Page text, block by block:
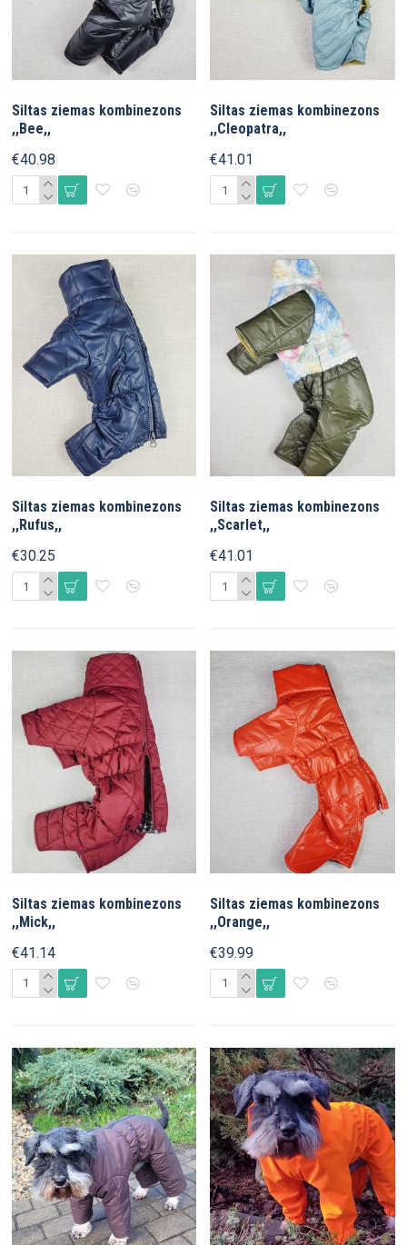
Siltas ziemas kombinezons
,,Bee,,
€40.98
Siltas ziemas kombinezons
,,Cleopatra,,
€41.01
Siltas ziemas kombinezons
,,Rufus,,
€30.25
Siltas ziemas kombinezons
,,Scarlet,,
€41.01
Siltas ziemas kombinezons
,,Mick,,
€41.14
Siltas ziemas kombinezons
,,Orange,,
€39.99